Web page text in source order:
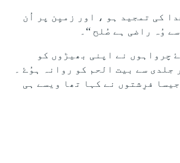
خُدا کی تمجید ہو ، اور زمیِن پر اُن
وُہ راضی ہے صُلح ‘‘۔
چرواہوں نے اپنی بھیڑوں کو
جلدی سے بیت الحم کو روانہ ہوُۓ ۔
فرِشتوں نے کہا تھا ویسے ہی